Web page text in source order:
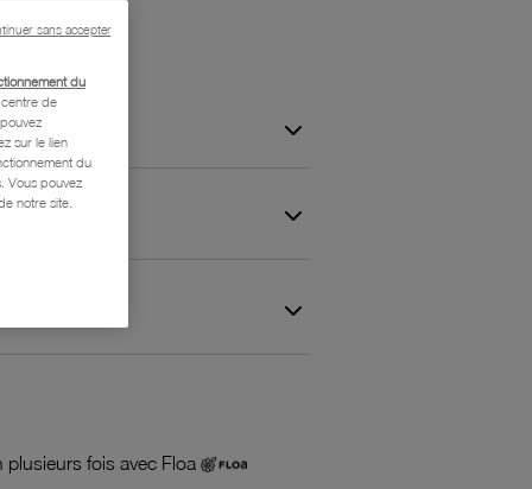
plusieurs fois avec Floa
du
de
sur le lien
du
Vous pouvez
notre site.
sans accepter